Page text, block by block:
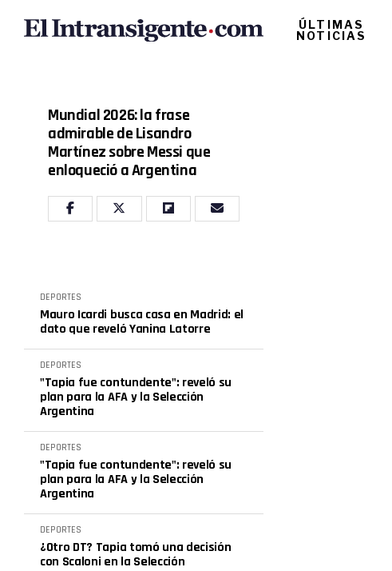
ÚLTIMAS
NOTICIAS
Mundial 2026: la frase
admirable de Lisandro
Martínez sobre Messi que
enloqueció a Argentina
DEPORTES
Mauro Icardi busca casa en Madrid: el
dato que reveló Yanina Latorre
DEPORTES
"Tapia fue contundente": reveló su
plan para la AFA y la Selección
Argentina
DEPORTES
"Tapia fue contundente": reveló su
plan para la AFA y la Selección
Argentina
DEPORTES
¿Otro DT? Tapia tomó una decisión
con Scaloni en la Selección